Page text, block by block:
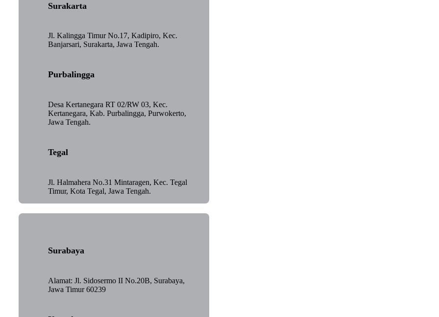
Surakarta
Jl. Kalingga Timur No.17, Kadipiro, Kec.
Banjarsari, Surakarta, Jawa Tengah.
Purbalingga
Desa Kertanegara RT 02/RW 03, Kec.
Kertanegara, Kab. Purbalingga, Purwokerto,
Jawa Tengah.
Tegal
Jl. Halmahera No.31 Mintaragen, Kec. Tegal
Timur, Kota Tegal, Jawa Tengah.
Surabaya
Alamat: Jl. Sidosermo II No.20B, Surabaya,
Jawa Timur 60239